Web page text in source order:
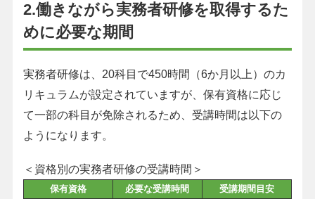
2.働きながら実務者研修を取得するた
めに必要な期間
実務者研修は、20科目で450時間（6か月以上）のカ
リキュラムが設定されていますが、保有資格に応じ
て一部の科目が免除されるため、受講時間は以下の
ようになります。
＜資格別の実務者研修の受講時間＞
保有資格 必要な受講時間 受講期間目安